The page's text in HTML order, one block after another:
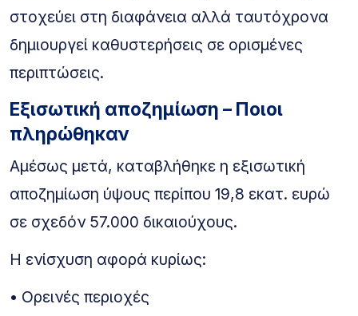
στοχεύει στη διαφάνεια αλλά ταυτόχρονα
δημιουργεί καθυστερήσεις σε ορισμένες
περιπτώσεις.
Εξισωτική αποζημίωση – Ποιοι
πληρώθηκαν
Αμέσως μετά, καταβλήθηκε η εξισωτική
αποζημίωση ύψους περίπου 19,8 εκατ. ευρώ
σε σχεδόν 57.000 δικαιούχους.
Η ενίσχυση αφορά κυρίως:
• Ορεινές περιοχές